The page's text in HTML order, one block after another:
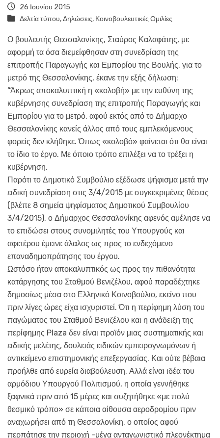
26 Ιουνίου 2015
Δελτία τύπου,Δηλώσεις, Κοινοβουλευτικές Ομιλίες
Ο βουλευτής Θεσσαλονίκης, Σταύρος Καλαφάτης, με
αφορμή τα όσα διεμείφθησαν στη συνεδρίαση της
επιτροπής Παραγωγής και Εμπορίου της Βουλής, για το
μετρό της Θεσσαλονίκης, έκανε την εξής δήλωση:
“Άκρως αποκαλυπτική η «κολοβή» με την ευθύνη της
κυβέρνησης συνεδρίαση της επιτροπής Παραγωγής και
Εμπορίου για το μετρό, αφού εκτός από το Δήμαρχο
Θεσσαλονίκης κανείς άλλος από τους εμπλεκόμενους
φορείς δεν κλήθηκε. Όπως «κολοβό» φαίνεται ότι θα είναι
το ίδιο το έργο. Με όποιο τρόπο επιλέξει να το τρέξει η
κυβέρνηση.
Παρότι το Δημοτικό Συμβούλιο εξέδωσε ψήφισμα μετά την
ειδική συνεδρίαση στις 3/4/2015 με συγκεκριμένες θέσεις
(βλέπε 8 σημεία ψηφίσματος Δημοτικού Συμβουλίου
3/4/2015), ο Δήμαρχος Θεσσαλονίκης αφενός αμέλησε να
το επιδώσει στους συνομιλητές του Υπουργούς και
αφετέρου έμεινε άλαλος ως προς το ενδεχόμενο
επαναδημοπράτησης του έργου.
Ωστόσο ήταν αποκαλυπτικός ως προς την πιθανότητα
κατάργησης του Σταθμού Βενιζέλου, αφού παραδέχτηκε
δημοσίως μέσα στο Ελληνικό Κοινοβούλιο, εκείνο που
πριν λίγες ώρες είχα ισχυριστεί. Ότι η περίφημη λύση του
παγώματος του Σταθμού Βενιζέλου και η ανάδειξη της
περίφημης Plaza δεν είναι προϊόν μιας συστηματικής και
ειδικής μελέτης, δουλειάς ειδικών εμπειρογνωμόνων ή
αντικείμενο επιστημονικής επεξεργασίας. Και ούτε βέβαια
προήλθε από ευρεία διαβούλευση. Αλλά είναι ιδέα του
αρμόδιου Υπουργού Πολιτισμού, η οποία γεννήθηκε
ξαφνικά πριν από 15 μέρες και συζητήθηκε «με πολύ
θεσμικό τρόπο» σε κάποια αίθουσα αεροδρομίου πριν
αναχωρήσει από τη Θεσσαλονίκη, ο οποίος αφού
περπάτησε την περιοχή -μέγα ανταγωνιστικό πλεονέκτημα